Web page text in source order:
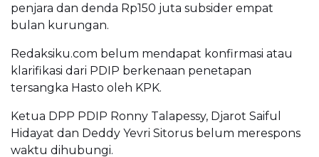
penjara dan denda Rp150 juta subsider empat
bulan kurungan.
Redaksiku.com belum mendapat konfirmasi atau
klarifikasi dari PDIP berkenaan penetapan
tersangka Hasto oleh KPK.
Ketua DPP PDIP Ronny Talapessy, Djarot Saiful
Hidayat dan Deddy Yevri Sitorus belum merespons
waktu dihubungi.